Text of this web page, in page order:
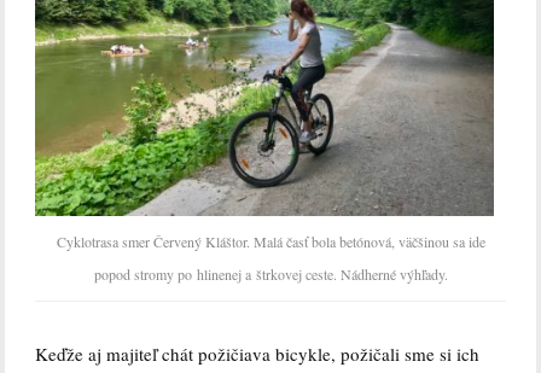
Cyklotrasa smer Červený Kláštor. Malá časť bola betónová, väčšinou sa ide
popod stromy po hlinenej a štrkovej ceste. Nádherné výhľady.
Keďže aj majiteľ chát požičiava bicykle, požičali sme si ich